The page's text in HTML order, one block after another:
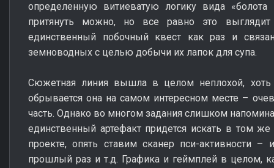
определенную витиеватую логику вида
притянуть можно, но все равно это
единственный побочный квест как раз и
земноводных с целью добычи их лапок для супа.
Сюжетная линия вышла в целом неплохой, хоть
обрывается она на самом интересном месте –
часть. Однако во многом задания слишком
единственный артефакт придется искать в том
проекте, опять ставим сканер пси-активности
прошлый раз и т.д. Графика и геймплей в целом,